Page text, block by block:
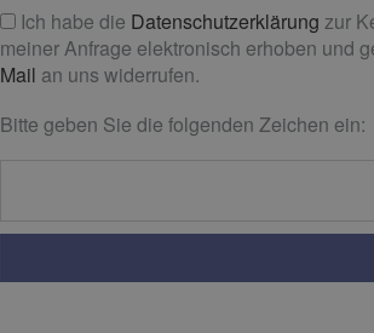
Ich habe die Datenschutzerklärung zur
meiner Anfrage elektronisch erhoben und
Mail an uns widerrufen.
Bitte geben Sie die folgenden Zeichen ein: